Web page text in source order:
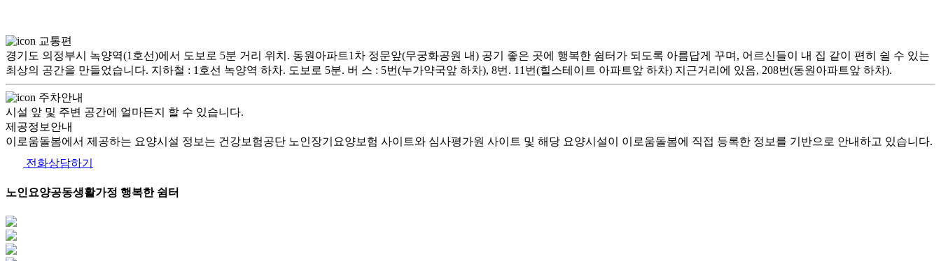
교통편
경기도 의정부시 녹양역(1호선)에서 도보로 5분 거리 위치. 동원아파트1차 정문앞(무궁화공원 내) 공기 좋은 곳에 행복한 쉼터가 되도록 아름답게 꾸며, 어르신들이 내 집 같이 편히 쉴 수 있는
최상의 공간을 만들었습니다. 지하철 : 1호선 녹양역 하차. 도보로 5분. 버 스 : 5번(누가약국앞 하차), 8번. 11번(힐스테이트 아파트앞 하차) 지근거리에 있음, 208번(동원아파트앞 하차).
주차안내
시설 앞 및 주변 공간에 얼마든지 할 수 있습니다.
제공정보안내
이로움돌봄에서 제공하는 요양시설 정보는 건강보험공단 노인장기요양보험 사이트와 심사평가원 사이트 및 해당 요양시설이 이로움돌봄에 직접 등록한 정보를 기반으로 안내하고 있습니다.
전화상담하기
노인요양공동생활가정 행복한 쉼터